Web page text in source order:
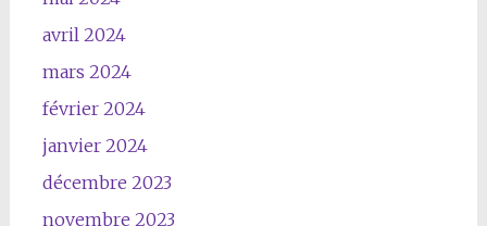
avril 2024
mars 2024
février 2024
janvier 2024
décembre 2023
novembre 2023